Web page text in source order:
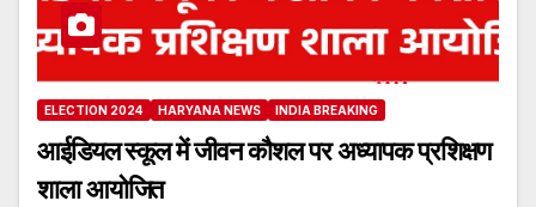
ELECTION 2024 HARYANA NEWS INDIA BREAKING
आईडियल स्कूल में जीवन कौशल पर अध्यापक प्रशिक्षण
शाला आयोजित